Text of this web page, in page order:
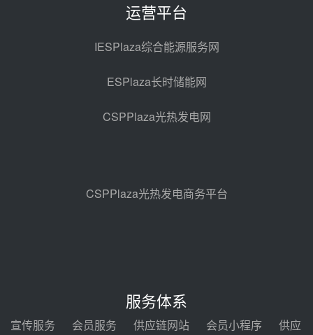
光热示范电站二列蒸汽发生器设备
亚核阀业中标天山北麓100MW光
热发电工程EPC总承包项目熔盐截
止阀、熔盐三偏心蝶阀采购
08-05 17:15
包项目熔盐介质超声波流量计采购
08-05 17:09
电机组灵活性改造项目三元液态盐
采购合同
运营平台
IESPlaza综合能源服务网
ESPlaza长时储能网
CSPPlaza光热发电网
CSPPlaza光热发电商务平台
服务体系
宣传服务 会员服务 供应链网站 会员小程序
供应